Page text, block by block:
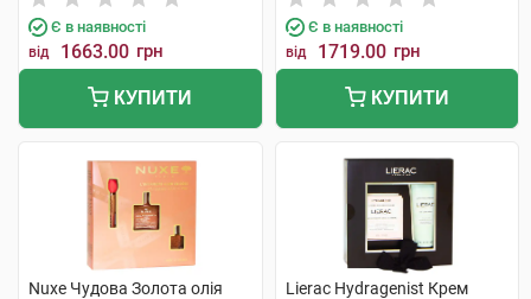
Є в наявності
від 1663.00 грн
КУПИТИ
1 набір
Є в наявності
від 1719.00 грн
КУПИТИ
Nuxe Чудова Золота олія
Lierac Hydragenist Крем